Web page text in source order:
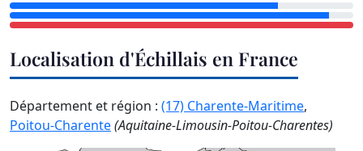
Localisation d'Échillais en France
Département et région : (17) Charente-Maritime,
Poitou-Charente(Aquitaine-Limousin-Poitou-Charentes)